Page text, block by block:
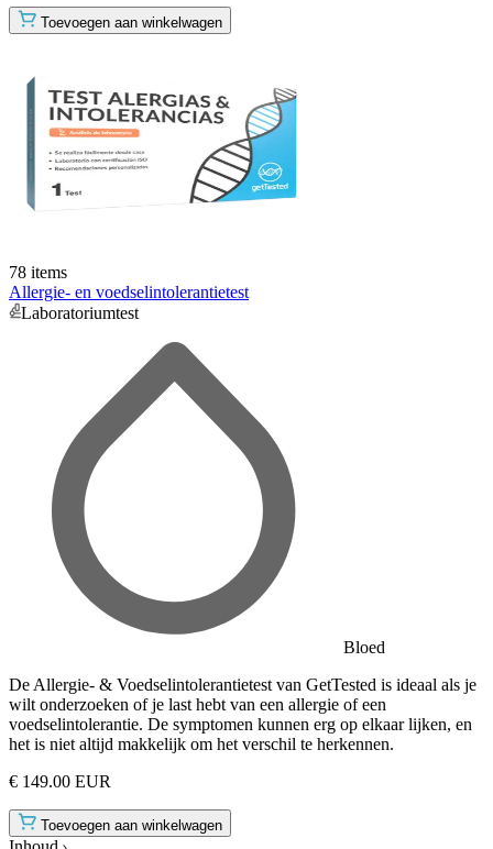
Toevoegen aan winkelwagen
78 items
Allergie- en voedselintolerantietest
Laboratoriumtest
Bloed
De Allergie- & Voedselintolerantietest van GetTested is ideaal als je
wilt onderzoeken of je last hebt van een allergie of een
voedselintolerantie. De symptomen kunnen erg op elkaar lijken, en
het is niet altijd makkelijk om het verschil te herkennen.
€ 149.00 EUR
Toevoegen aan winkelwagen